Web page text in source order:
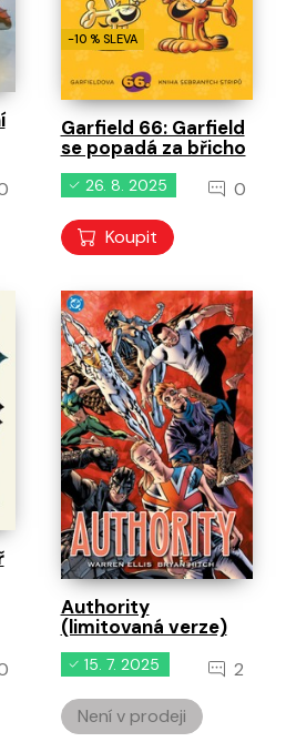
-10 % SLEVA
Garfield 66: Garfield
se popadá za břicho
26. 8. 2025 0
Koupit
Authority
(limitovaná verze)
15. 7. 2025 2
Není v prodeji